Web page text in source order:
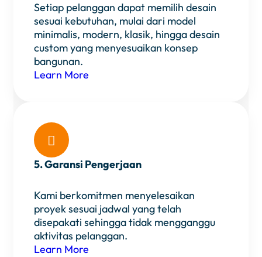
Setiap pelanggan dapat memilih desain
sesuai kebutuhan, mulai dari model
minimalis, modern, klasik, hingga desain
custom yang menyesuaikan konsep
bangunan.
Learn More

5. Garansi Pengerjaan
Kami berkomitmen menyelesaikan
proyek sesuai jadwal yang telah
disepakati sehingga tidak mengganggu
aktivitas pelanggan.
Learn More